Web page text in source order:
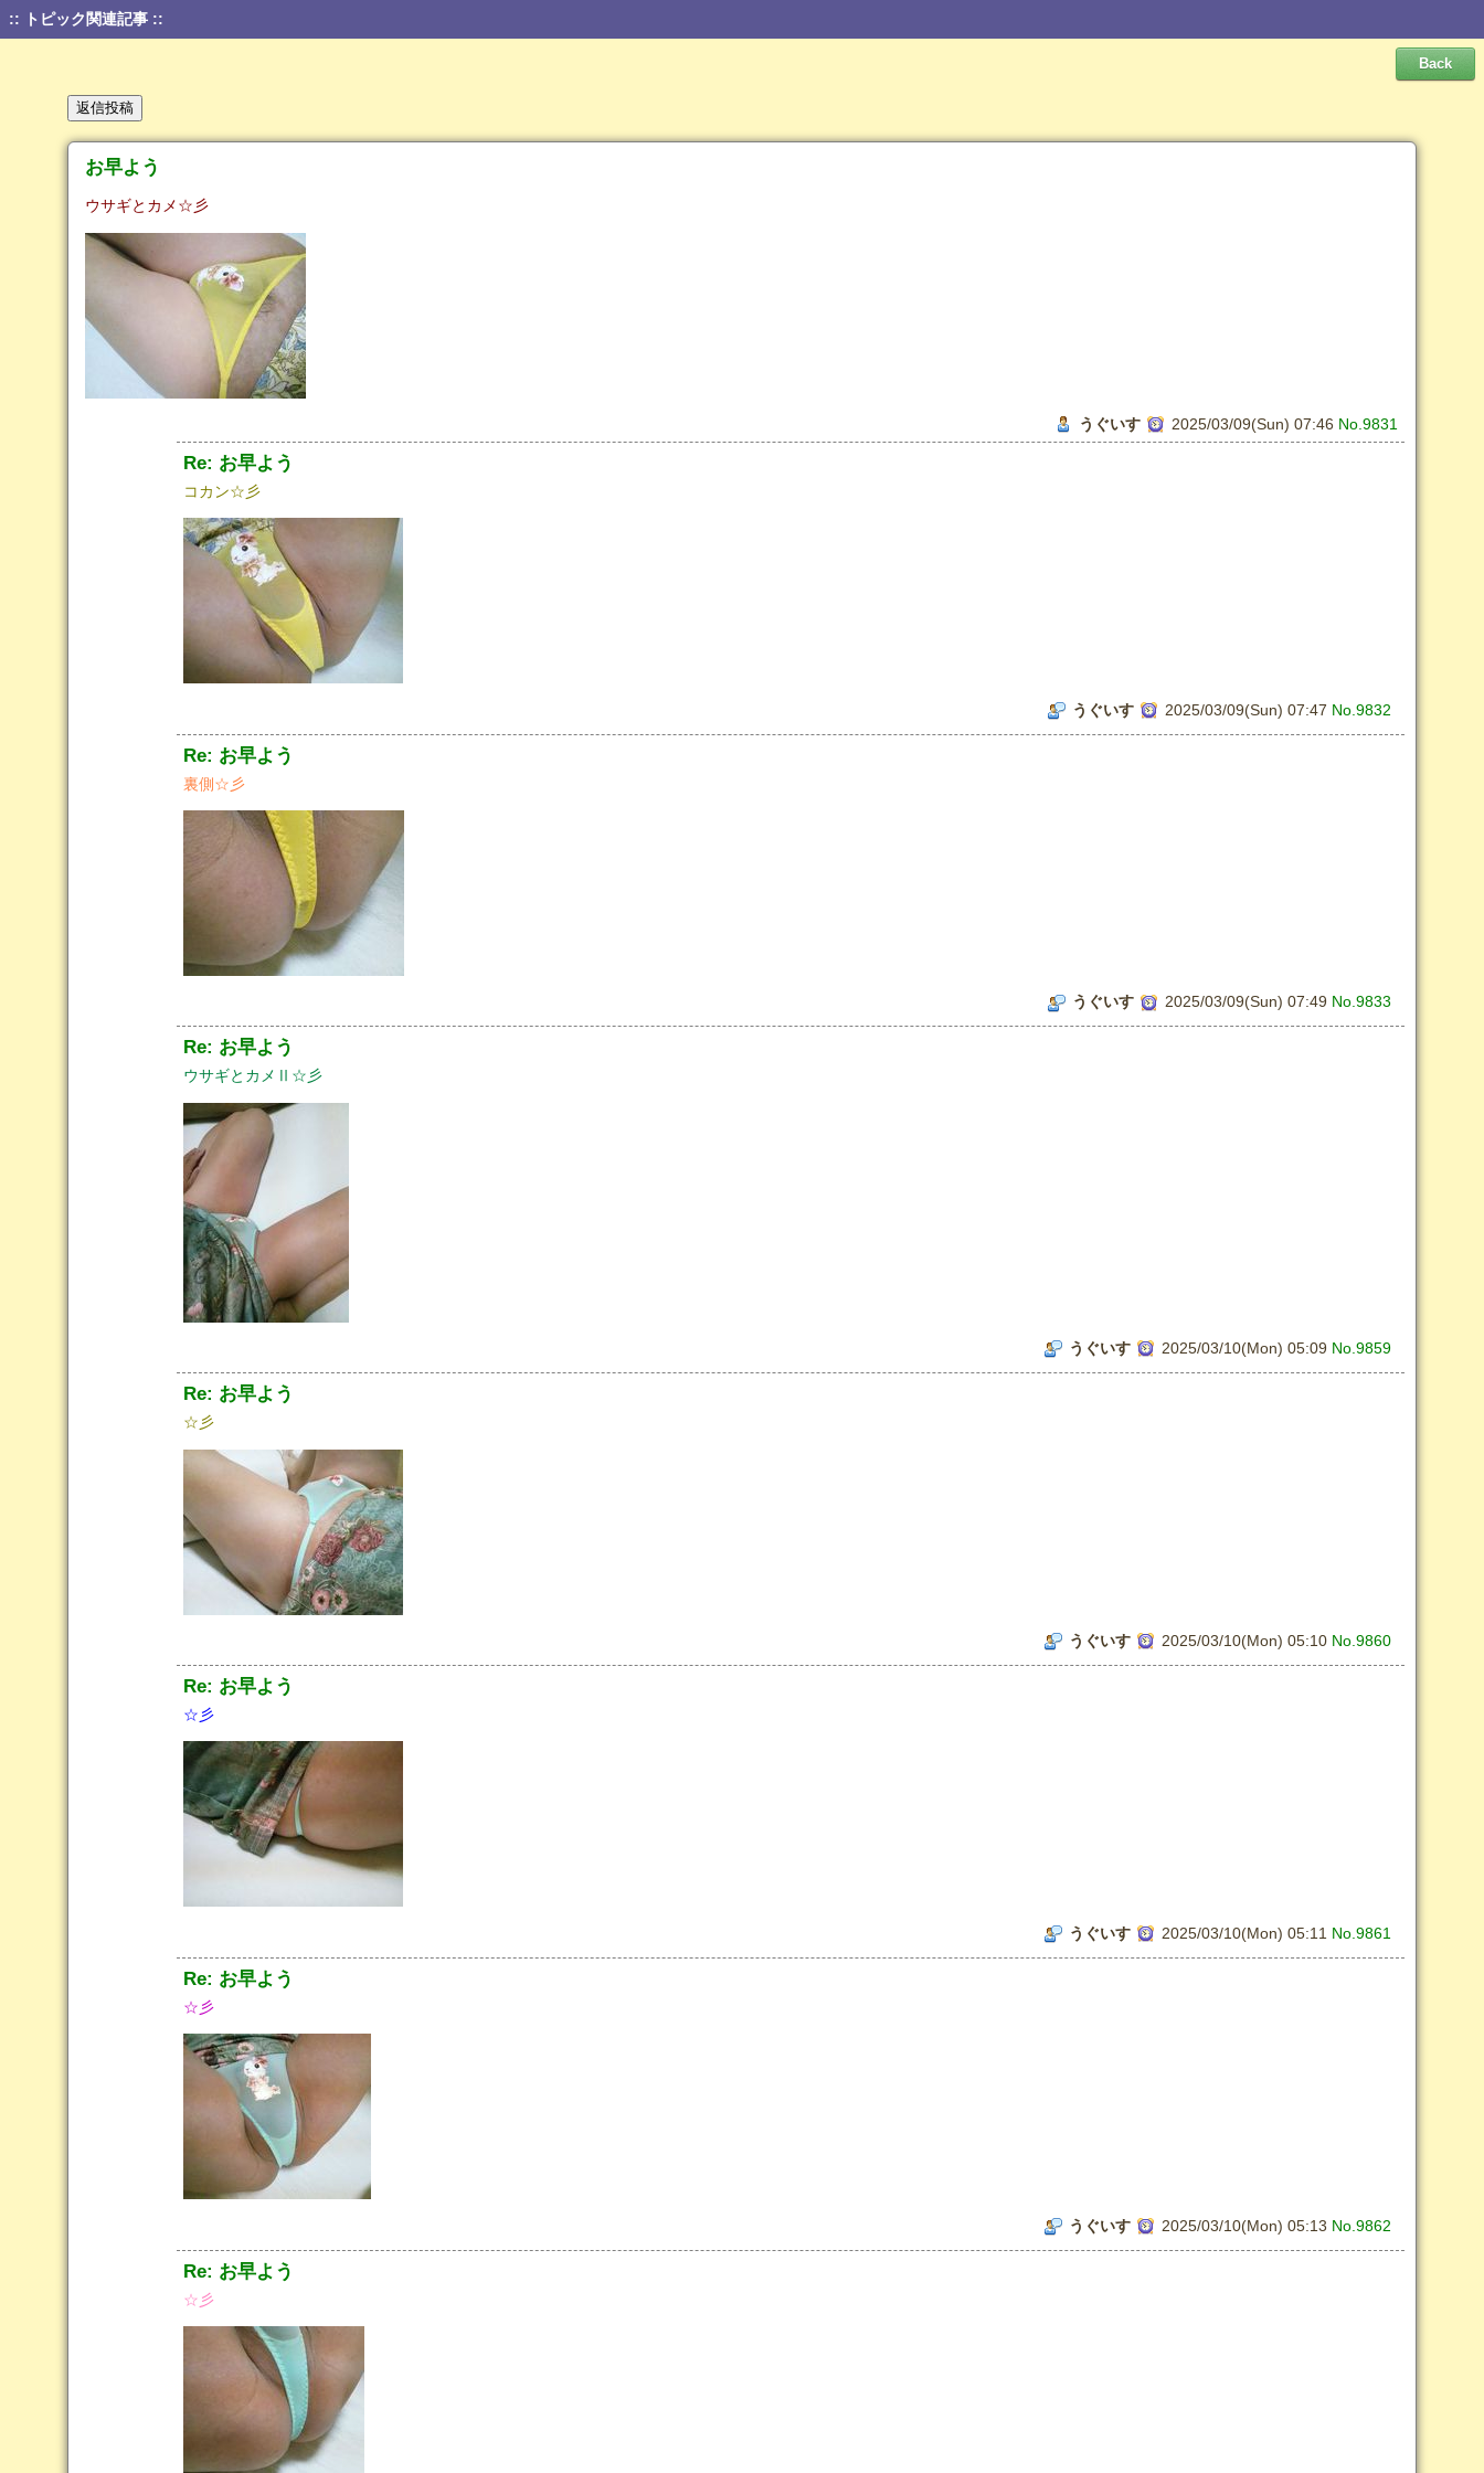
:: トピック関連記事 ::
お早よう
ウサギとカメ☆彡
うぐいす 2025/03/09(Sun) 07:46 No.9831
Re: お早よう
コカン☆彡
うぐいす 2025/03/09(Sun) 07:47 No.9832
Re: お早よう
裏側☆彡
うぐいす 2025/03/09(Sun) 07:49 No.9833
Re: お早よう
ウサギとカメⅡ☆彡
うぐいす 2025/03/10(Mon) 05:09 No.9859
Re: お早よう
☆彡
うぐいす 2025/03/10(Mon) 05:10 No.9860
Re: お早よう
☆彡
うぐいす 2025/03/10(Mon) 05:11 No.9861
Re: お早よう
☆彡
うぐいす 2025/03/10(Mon) 05:13 No.9862
Re: お早よう
☆彡